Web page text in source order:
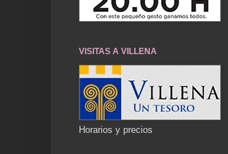
VISITAS A VILLENA
Horarios y precios